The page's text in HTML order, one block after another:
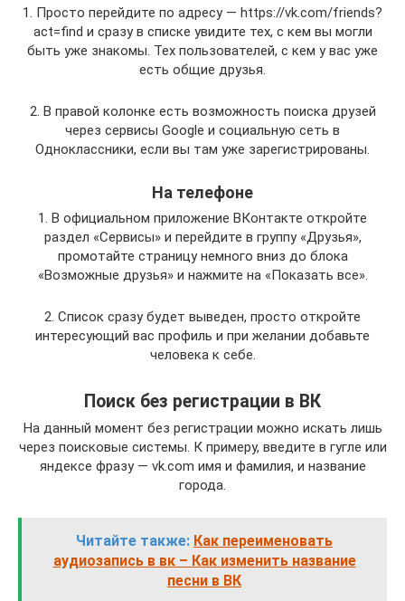
1. Просто перейдите по адресу — https://vk.com/friends?
act=find и сразу в списке увидите тех, с кем вы могли
быть уже знакомы. Тех пользователей, с кем у вас уже
есть общие друзья.
2. В правой колонке есть возможность поиска друзей
через сервисы Google и социальную сеть в
Одноклассники, если вы там уже зарегистрированы.
На телефоне
1. В официальном приложение ВКонтакте откройте
раздел «Сервисы» и перейдите в группу «Друзья»,
промотайте страницу немного вниз до блока
«Возможные друзья» и нажмите на «Показать все».
2. Список сразу будет выведен, просто откройте
интересующий вас профиль и при желании добавьте
человека к себе.
Поиск без регистрации в ВК
На данный момент без регистрации можно искать лишь
через поисковые системы. К примеру, введите в гугле или
яндексе фразу — vk.com имя и фамилия, и название
города.
Читайте также: Как переименовать
аудиозапись в вк – Как изменить название
песни в ВК